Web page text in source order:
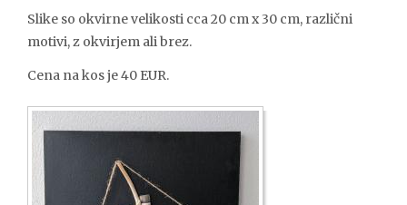
Slike so okvirne velikosti cca 20 cm x 30 cm, različni
motivi, z okvirjem ali brez.
Cena na kos je 40 EUR.